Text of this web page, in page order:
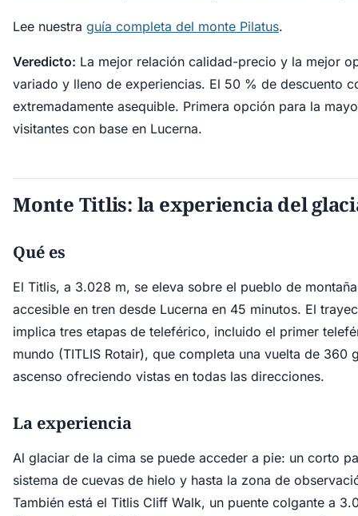
Lee nuestra guía completa del monte Pilatus.
Veredicto: La mejor relación calidad-precio y la mejor
variado y lleno de experiencias. El 50 % de descuento
extremadamente asequible. Primera opción para la
visitantes con base en Lucerna.
Monte Titlis: la experiencia del
Qué es
El Titlis, a 3.028 m, se eleva sobre el pueblo de
accesible en tren desde Lucerna en 45 minutos. El
implica tres etapas de teleférico, incluido el primer
mundo (TITLIS Rotair), que completa una vuelta de 360
ascenso ofreciendo vistas en todas las direcciones.
La experiencia
Al glaciar de la cima se puede acceder a pie: un corto
sistema de cuevas de hielo y hasta la zona de
También está el Titlis Cliff Walk, un puente colgante a